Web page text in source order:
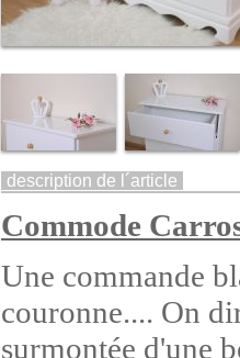
description de l´article
Commode
Une commande
couronne.... On
surmontée d'une